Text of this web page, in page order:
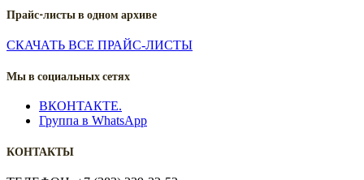
Прайс-листы в одном архиве
СКАЧАТЬ ВСЕ ПРАЙС-ЛИСТЫ
Мы в социальных сетях
ВКОНТАКТЕ.
Группа в WhatsApp
КОНТАКТЫ